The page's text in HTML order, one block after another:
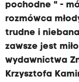
pochodne " -
rozmówca
trudne i
zawsze jest
wydawnictwa
Krzysztofa